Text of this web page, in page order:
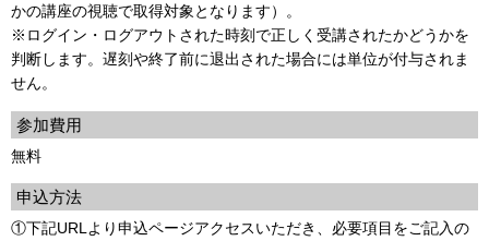
かの講座の視聴で取得対象となります）。
※ログイン・ログアウトされた時刻で正しく受講されたかどうかを
判断します。遅刻や終了前に退出された場合には単位が付与されま
せん。
参加費用
無料
申込方法
①下記URLより申込ページアクセスいただき、必要項目をご記入の